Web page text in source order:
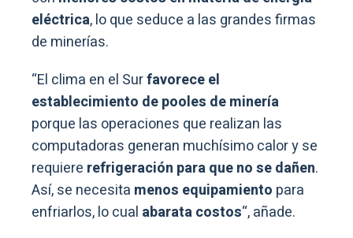
eléctrica, lo que seduce a las grandes firmas
de minerías.
“El clima en el Surfavorece el
establecimiento de pooles de minería
porque las operaciones que realizan las
computadoras generan muchísimo calor y se
requiere refrigeración para que no se dañen.
Así, se necesita menos equipamiento para
enfriarlos, lo cual abarata costos“, añade.